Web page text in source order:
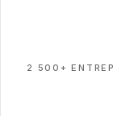
2 500+